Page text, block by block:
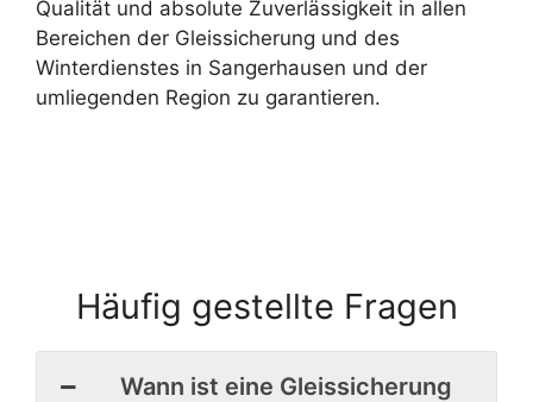
Qualität und absolute Zuverlässigkeit in allen
Bereichen der Gleissicherung und des
Winterdienstes in Sangerhausen und der
umliegenden Region zu garantieren.
Häufig gestellte Fragen
Wann ist eine Gleissicherung